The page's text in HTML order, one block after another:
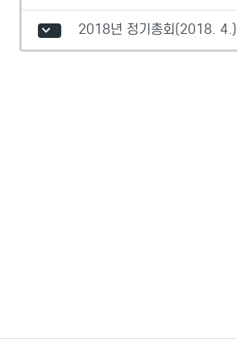
2018년 정기총회(2018. 4.)